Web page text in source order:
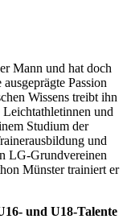
Mann und hat doch
Passion
Wissens treibt ihn
und
Studium der
und
LG-Grundvereinen
Münster trainiert er
und U18-Talente